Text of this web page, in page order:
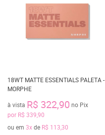
18WT MATTE ESSENTIALS PALETA -
MORPHE
à vista R$ 322,90 no Pix
por R$ 339,90
ou em 3xde R$ 113,30